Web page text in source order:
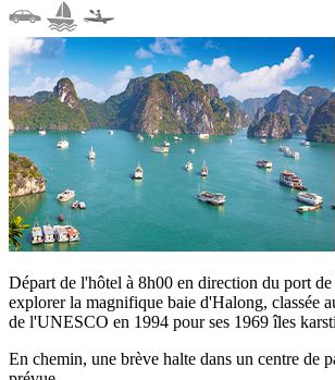
Départ de l'hôtel à 8h00 en direction du port
explorer la magnifique baie d'Halong, classée
de l'UNESCO en 1994 pour ses 1969 îles
En chemin, une brève halte dans un centre de